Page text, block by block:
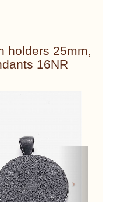
holders 25mm,
16NR